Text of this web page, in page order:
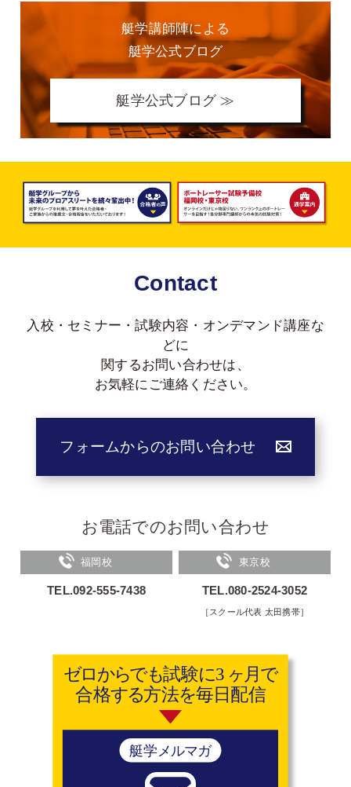
艇学講師陣による
艇学公式ブログ
艇学公式ブログ ≫
Contact
入校・セミナー・試験内容・オンデマンド講座な
どに
関するお問い合わせは、
お気軽にご連絡ください。
フォームからのお問い合わせ
お電話でのお問い合わせ
福岡校
TEL.092-555-7438
東京校
TEL.080-2524-3052
［スクール代表 太田携帯］